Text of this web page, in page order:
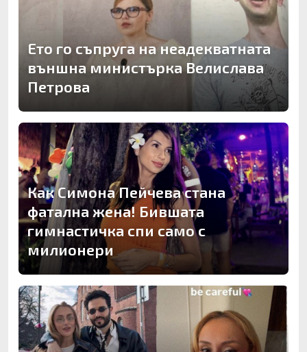
Ето го съпруга на неадекватната
външна министърка Велислава
Петрова
Как Симона Пейчева стана
фатална жена! Бившата
гимнастичка спи само с
милионери